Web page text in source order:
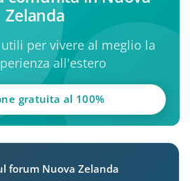
Zelanda
per vivere al meglio la
all'estero
gratuita al 100%
forum Nuova Zelanda